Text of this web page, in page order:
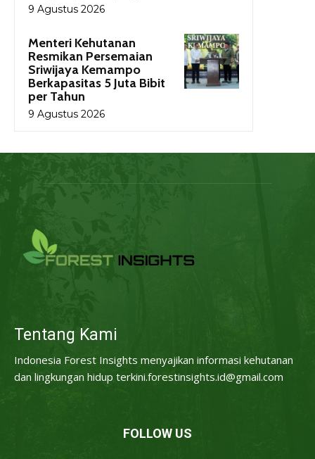
9 Agustus 2026
Menteri Kehutanan
Resmikan Persemaian
Sriwijaya Kemampo
Berkapasitas 5 Juta Bibit
per Tahun
9 Agustus 2026
Tentang Kami
Indonesia Forest Insights menyajikan informasi kehutanan
dan lingkungan hidup terkini.forestinsights.id@gmail.com
FOLLOW US